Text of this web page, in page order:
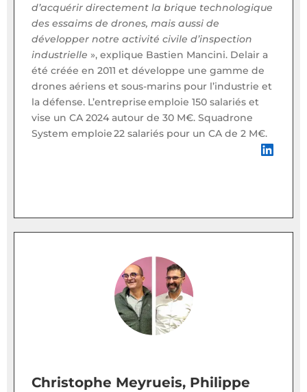
d’acquérir directement la brique technologique
des essaims de drones, mais aussi de
développer notre activité civile d’inspection
industrielle », explique Bastien Mancini. Delair a
été créée en 2011 et développe une gamme de
drones aériens et sous-marins pour l’industrie et
la défense. L’entreprise emploie 150 salariés et
vise un CA 2024 autour de 30 M€. Squadrone
System emploie 22 salariés pour un CA de 2 M€.
LinkedIn
Christophe Meyrueis, Philippe